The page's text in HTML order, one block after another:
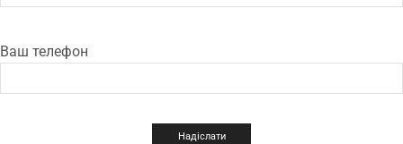
Ваш телефон